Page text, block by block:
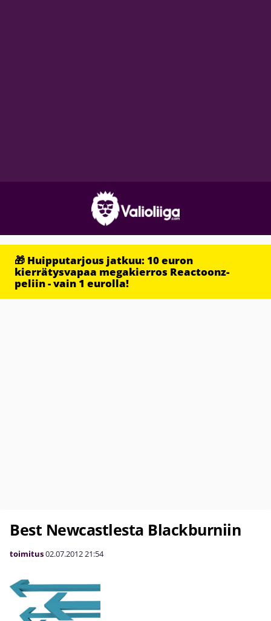
🎁 Huipputarjous jatkuu: 10 euron
kierrätysvapaa megakierros Reactoonz-
peliin - vain 1 eurolla!
Best Newcastlesta Blackburniin
toimitus02.07.201221:54